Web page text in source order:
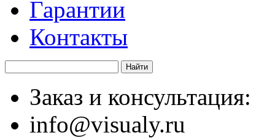
Гарантии
Контакты
Заказ и консультация:
info@visualy.ru